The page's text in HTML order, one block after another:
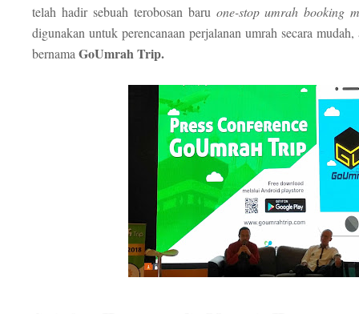
telah hadir sebuah terobosan baru one-stop umrah booking
digunakan untuk perencanaan perjalanan umrah secara
bernama GoUmrah Trip.